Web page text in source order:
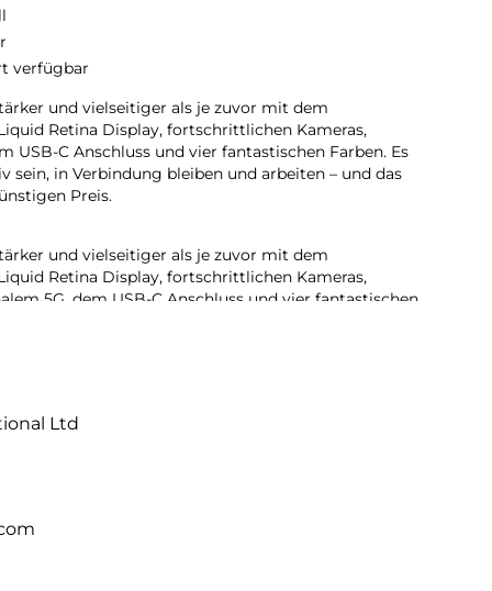
verfügbar
und vielseitiger als je zuvor mit dem
Retina Display, fortschrittlichen Kameras,
USB-C Anschluss und vier fantastischen Farben. Es
sein, in Verbindung bleiben und arbeiten – und das
Preis.
und vielseitiger als je zuvor mit dem
Retina Display, fortschrittlichen Kameras,
5G, dem USB-C Anschluss und vier fantastischen
kreativ sein, in Verbindung bleiben und arbeiten –
und vielseitiger als je zuvor mit dem
Retina Display, fortschrittlichen Kameras,
Anschluss und vier fantastischen Farben. Es lässt dich
bleiben und arbeiten – und das alles zu
fantastische Liquid Retina Display ist großartig, um
Ltd